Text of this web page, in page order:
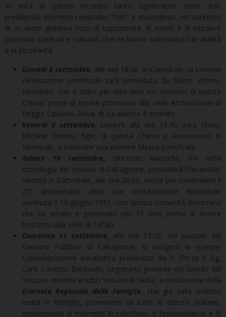
In vista di questo incontro tanto significativo sono stati
predisposti momenti celebrativi “forti” e straordinari, nel contesto
di un anno giubilare ricco di opportunità, di eventi e di iniziative
pastorali, spirituali e culturali, che ne hanno sottolineato la vitalità
e la peculiarità:
Giovedì 8 settembre , alle ore 18.30, in Cattedrale, la solenne
celebrazione pontificale sarà presieduta da Mons. Vittorio
Mondello, che è stato per otto anni XIII Vescovo di questa
Chiesa, prima di essere promosso alla sede Arcivescovile di
Reggio Calabria–Bova, di cui adesso è emerito.
Venerdì 9 settembre , sempre alle ore 18.30, sarà Mons.
Michele Pennisi, figlio di questa Chiesa e Arcivescovo di
Monreale, a celebrare una solenne Messa pontificale.
Sabato 10 settembre, Vincenzo Manzella, XIV nella
cronologia dei Vescovi di Caltagirone, presiederà l’Eucaristia,
sempre in Cattedrale, alle ore 20.00, anche per condividere il
25° anniversario della sua consacrazione episcopale
avvenuta il 19 giugno 1991, con questa comunità diocesana
che ha amato e governato per 19 anni, prima di essere
trasferito alla sede di Cefalù.
Domenica 11 settembre, alle ore 17.00, nel piazzale del
Giardino Pubblico di Caltagirone, si svolgerà la solenne
Concelebrazione eucaristica presieduta da S. Em.za il Sig.
Card. Lorenzo Baldisseri, Segretario generale del Sinodo del
Vescovi, insieme a tutti i Vescovi di Sicilia, a conclusione della
Giornata Regionale delle Famiglie , che già dalla mattina
vedrà le famiglie, provenienti da tutte le diocesi siciliane,
protagoniste di momenti di catechesi, di testimonianza e di